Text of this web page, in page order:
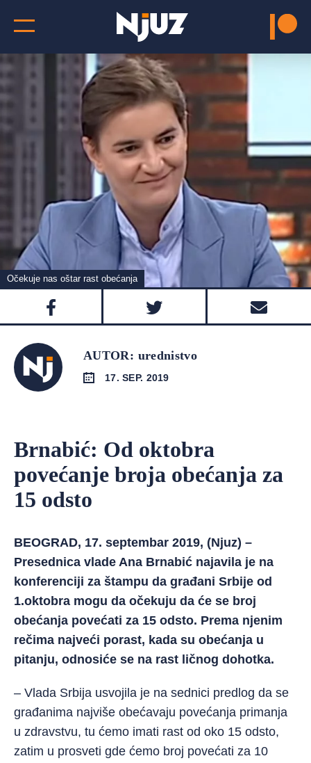
Očekuje nas oštar rast obećanja
AUTOR: urednistvo
17. SEP. 2019
Brnabić: Od oktobra
povećanje broja obećanja za
15 odsto
BEOGRAD, 17. septembar 2019, (Njuz) –
Presednica vlade Ana Brnabić najavila je na
konferenciji za štampu da građani Srbije od
1.oktobra mogu da očekuju da će se broj
obećanja povećati za 15 odsto. Prema njenim
rečima najveći porast, kada su obećanja u
pitanju, odnosiće se na rast ličnog dohotka.
– Vlada Srbija usvojila je na sednici predlog da se
građanima najviše obećavaju povećanja primanja
u zdravstvu, tu ćemo imati rast od oko 15 odsto,
zatim u prosveti gde ćemo broj povećati za 10